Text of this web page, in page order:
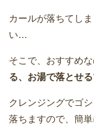
カールが落ちてし
い…
そこで、おすすめな
る、お湯で落とせ
クレンジングでゴ
落ちますので、簡単